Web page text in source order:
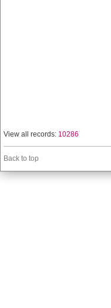
View all records: 10286
Back to top